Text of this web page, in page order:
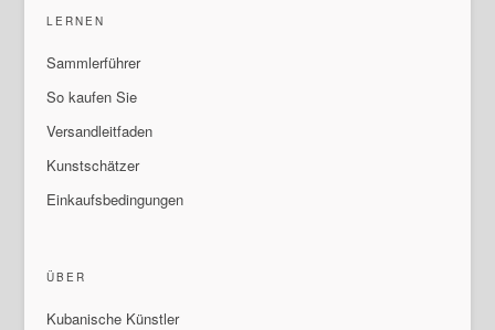
LERNEN
Sammlerführer
So kaufen Sie
Versandleitfaden
Kunstschätzer
Einkaufsbedingungen
ÜBER
Kubanische Künstler